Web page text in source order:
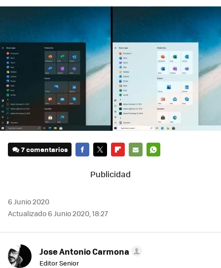
7 comentarios
MAIL
6 Junio 2020
Actualizado 6 Junio 2020, 18:27
Jose Antonio Carmona
Editor Senior